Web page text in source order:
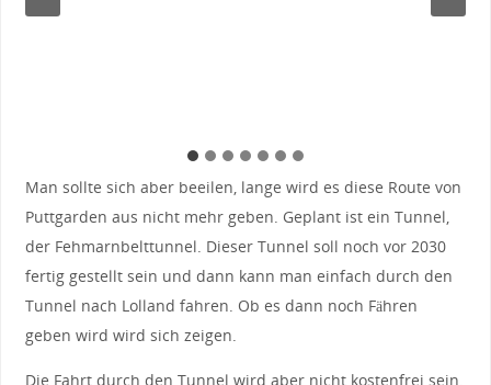
Man sollte sich aber beeilen, lange wird es diese Route von
Puttgarden aus nicht mehr geben. Geplant ist ein Tunnel,
der Fehmarnbelttunnel. Dieser Tunnel soll noch vor 2030
fertig gestellt sein und dann kann man einfach durch den
Tunnel nach Lolland fahren. Ob es dann noch Fähren
geben wird wird sich zeigen.
Die Fahrt durch den Tunnel wird aber nicht kostenfrei sein,